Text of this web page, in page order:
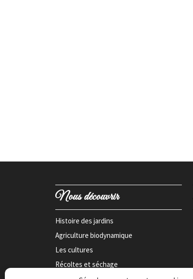
Nous découvrir
Histoire des jardins
Agriculture biodynamique
Les cultures
Récoltes et séchage